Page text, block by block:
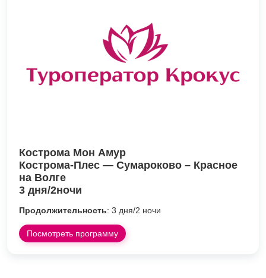
Кострома Мон Амур
Кострома-Плес — Сумароково – Красное
на Волге
3 дня/2ночи
Продолжительность: 3 дня/2 ночи
Посмотреть программу